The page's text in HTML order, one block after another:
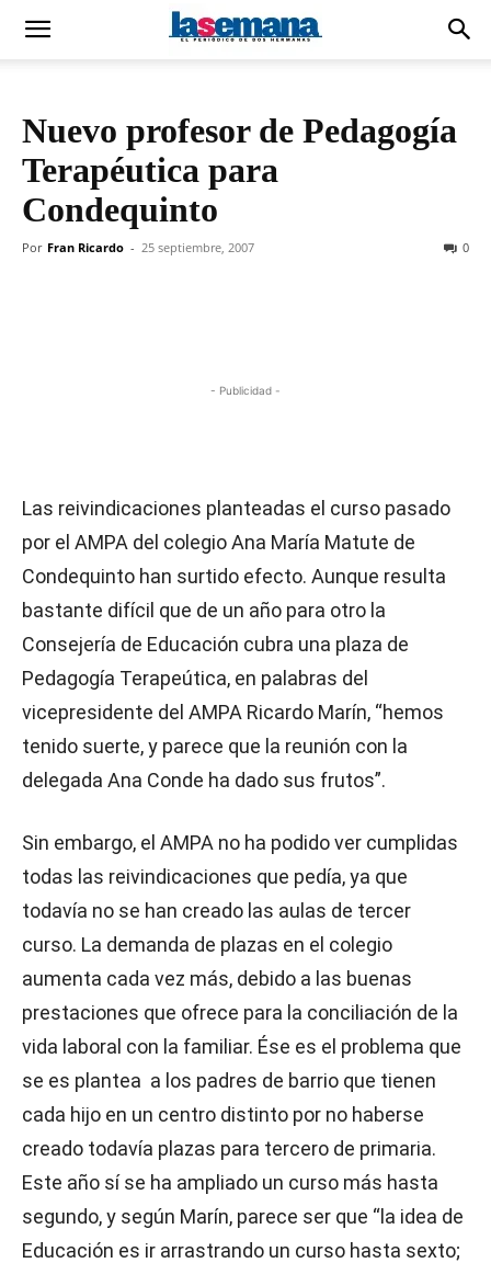
Nuevo profesor de Pedagogía
Terapéutica para
Condequinto
Por Fran Ricardo - 25 septiembre, 2007 0
- Publicidad -
Las reivindicaciones planteadas el curso pasado
por el AMPA del colegio Ana María Matute de
Condequinto han surtido efecto. Aunque resulta
bastante difícil que de un año para otro la
Consejería de Educación cubra una plaza de
Pedagogía Terapeútica, en palabras del
vicepresidente del AMPA Ricardo Marín, “hemos
tenido suerte, y parece que la reunión con la
delegada Ana Conde ha dado sus frutos”.
Sin embargo, el AMPA no ha podido ver cumplidas
todas las reivindicaciones que pedía, ya que
todavía no se han creado las aulas de tercer
curso. La demanda de plazas en el colegio
aumenta cada vez más, debido a las buenas
prestaciones que ofrece para la conciliación de la
vida laboral con la familiar. Ése es el problema que
se es plantea a los padres de barrio que tienen
cada hijo en un centro distinto por no haberse
creado todavía plazas para tercero de primaria.
Este año sí se ha ampliado un curso más hasta
segundo, y según Marín, parece ser que “la idea de
Educación es ir arrastrando un curso hasta sexto;